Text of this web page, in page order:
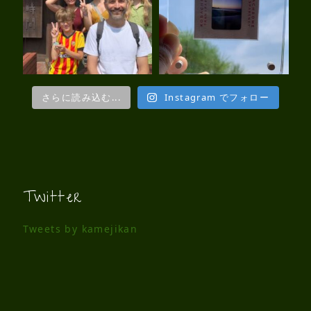
さらに読み込む... Instagram でフォロー
Twitter
Tweets by kamejikan